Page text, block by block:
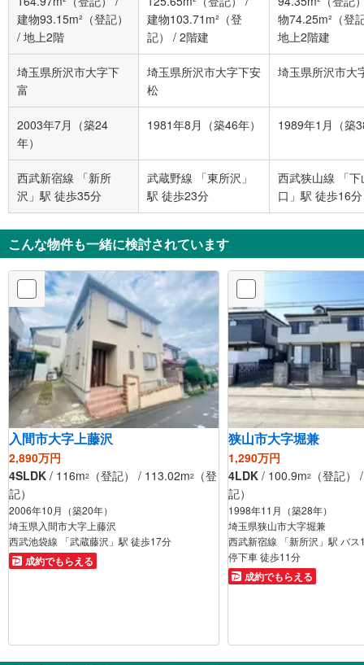
建物93.15m²（登記）
/ 地上2階
建物103.71m²（登
記）
/ 2階建
物74.25m²（登
地上2階建
埼玉県所沢市大字下
富
埼玉県所沢市大字下安
松
埼玉県所沢市大
2003年7月（築24
年）
1981年8月（築46年） 1989年1月（築
西武新宿線 「新所
沢」駅 徒歩35分
武蔵野線 「東所沢」
駅 徒歩23分
西武狭山線 「下
口」駅 徒歩16分
こんな物件も一緒に検討されています
入間市大字上藤沢
2,890万円
4SLDK / 116m2 （登記） / 113.02m2
（登
記）
2006年10月（築20年）
埼玉県入間市大字上藤沢
西武池袋線 「武蔵藤沢」駅 徒歩17分
成約でもらえる
狭山市大字堀兼
1,290万円
4LDK / 100.9m2
（登記
記）
1998年11月（築28年）
埼玉県狭山市大字堀兼
西武新宿線 「新所沢」駅 バス
停下車 徒歩11分
成約でもらえる